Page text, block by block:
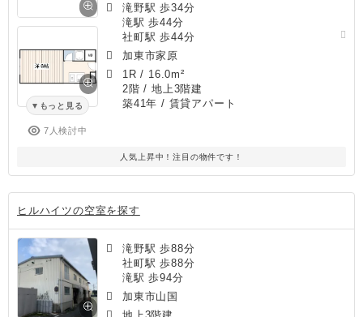
もっと見る
7人検討中
滝野駅 歩34分
滝駅 歩44分
社町駅 歩44分
加東市家原
1R / 16.0m²
2階 / 地上3階建
築41年 / 賃貸アパート
人気上昇中！注目の物件です！
ヒルハイツの空室を探す
滝野駅 歩88分
社町駅 歩88分
滝駅 歩94分
加東市山国